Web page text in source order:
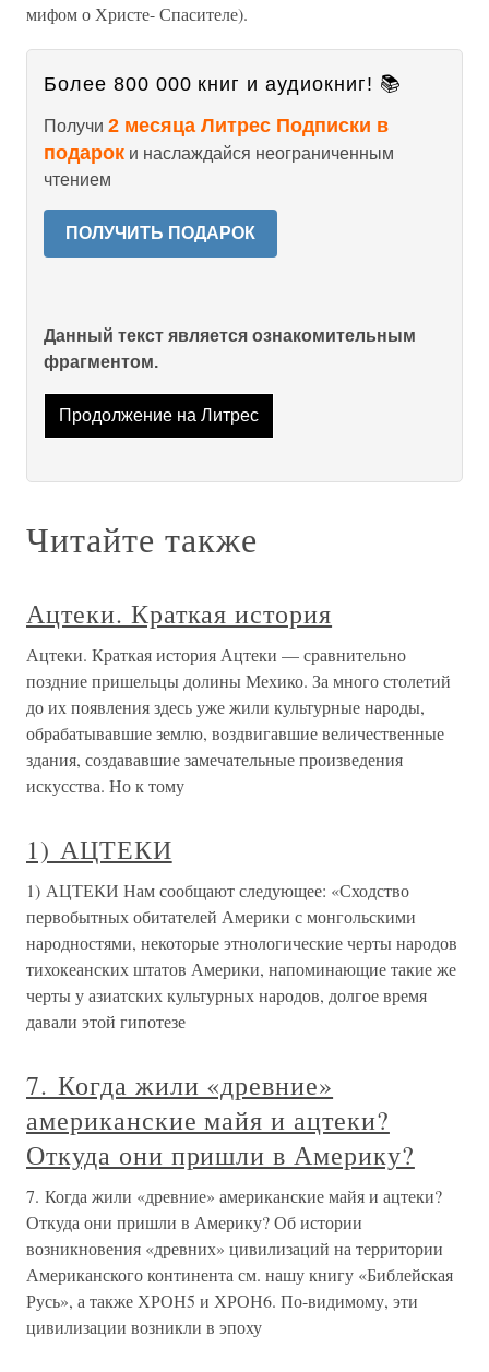
мифом о Христе- Спасителе).
Более 800 000 книг и аудиокниг! 📚
Получи 2 месяца Литрес Подписки в
подарок и наслаждайся неограниченным
чтением
ПОЛУЧИТЬ ПОДАРОК
Данный текст является ознакомительным
фрагментом.
Продолжение на Литрес
Читайте также
Ацтеки. Краткая история
Ацтеки. Краткая история Ацтеки — сравнительно
поздние пришельцы долины Мехико. За много столетий
до их появления здесь уже жили культурные народы,
обрабатывавшие землю, воздвигавшие величественные
здания, создававшие замечательные произведения
искусства. Но к тому
1) АЦТЕКИ
1) АЦТЕКИ Нам сообщают следующее: «Сходство
первобытных обитателей Америки с монгольскими
народностями, некоторые этнологические черты народов
тихокеанских штатов Америки, напоминающие такие же
черты у азиатских культурных народов, долгое время
давали этой гипотезе
7. Когда жили «древние»
американские майя и ацтеки?
Откуда они пришли в Америку?
7. Когда жили «древние» американские майя и ацтеки?
Откуда они пришли в Америку? Об истории
возникновения «древних» цивилизаций на территории
Американского континента см. нашу книгу «Библейская
Русь», а также ХРОН5 и ХРОН6. По-видимому, эти
цивилизации возникли в эпоху